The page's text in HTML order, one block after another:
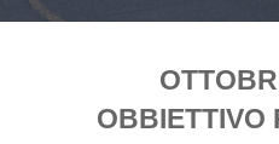
​OBBIETTIVO